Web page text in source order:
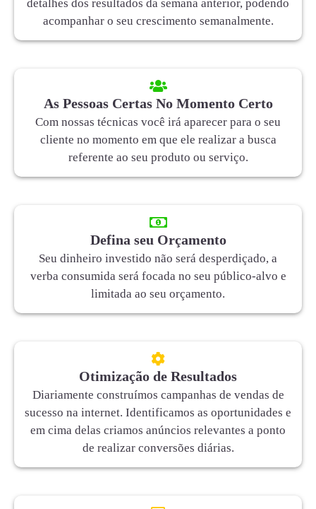
detalhes dos resultados da semana anterior, podendo
acompanhar o seu crescimento semanalmente.
As Pessoas Certas No Momento Certo
Com nossas técnicas você irá aparecer para o seu
cliente no momento em que ele realizar a busca
referente ao seu produto ou serviço.
Defina seu Orçamento
Seu dinheiro investido não será desperdiçado, a
verba consumida será focada no seu público-alvo e
limitada ao seu orçamento.
Otimização de Resultados
Diariamente construímos campanhas de vendas de
sucesso na internet. Identificamos as oportunidades e
em cima delas criamos anúncios relevantes a ponto
de realizar conversões diárias.